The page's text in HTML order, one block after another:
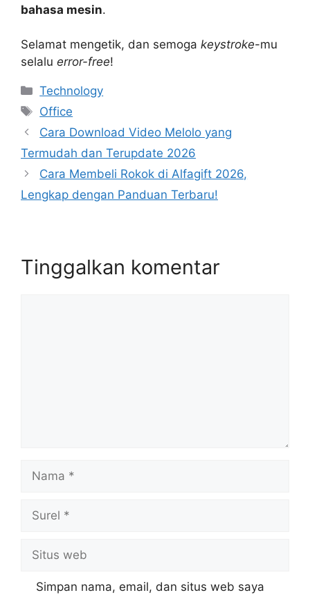
bahasa mesin.
Selamat mengetik, dan semoga keystroke-mu
selalu error-free!
Kategori
Technology
Tag
Office
Cara Download Video Melolo yang
Termudah dan Terupdate 2026
Cara Membeli Rokok di Alfagift 2026,
Lengkap dengan Panduan Terbaru!
Tinggalkan komentar
Nama
Surel
Situs
web
Simpan nama, email, dan situs web saya